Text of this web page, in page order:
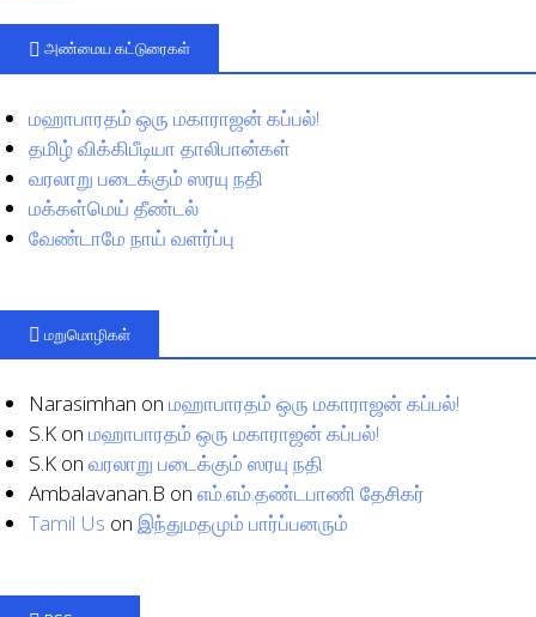
அண்மைய கட்டுரைகள்
மஹாபாரதம் ஒரு மகாராஜன் கப்பல்!
தமிழ் விக்கிபீடியா தாலிபான்கள்
வரலாறு படைக்கும் ஸரயு நதி
மக்கள்மெய் தீண்டல்
வேண்டாமே நாய் வளர்ப்பு
மறுமொழிகள்
Narasimhan on மஹாபாரதம் ஒரு மகாராஜன் கப்பல்!
S.K on மஹாபாரதம் ஒரு மகாராஜன் கப்பல்!
S.K on வரலாறு படைக்கும் ஸரயு நதி
Ambalavanan.B on எம்.எம்.தண்டபாணி தேசிகர்
Tamil Us on இந்துமதமும் பார்ப்பனரும்